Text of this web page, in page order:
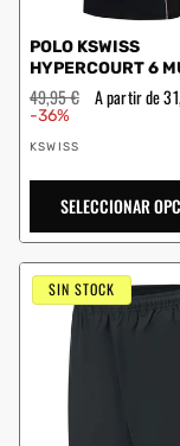
POLO KSWISS
HYPERCOURT 6
NEGRO
Precio
habitual
49,95 € Precio
de
A partir de
-36%
Proveedor:
KSWISS
SELECCIONAR
SIN STOCK